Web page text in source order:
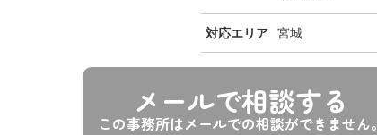
対応エリア 宮城
メールで相談する
この事務所はメールでの相談ができません。